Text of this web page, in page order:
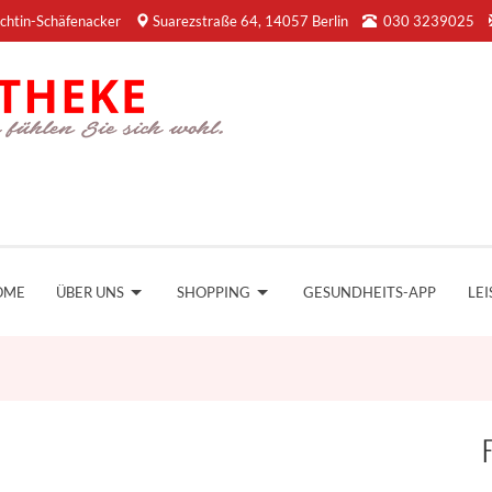
Schäfenacker Suarezstraße 64, 14057 Berlin 030 3239025
ÜBER UNS SHOPPING GESUNDHEITS-APP